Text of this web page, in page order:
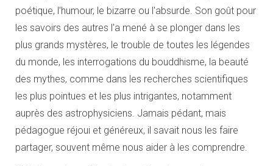
poétique, l'humour, le bizarre ou l'absurde. Son goût pour
les savoirs des autres l'a mené à se plonger dans les
plus grands mystères, le trouble de toutes les légendes
du monde, les interrogations du bouddhisme, la beauté
des mythes, comme dans les recherches scientifiques
les plus pointues et les plus intrigantes, notamment
auprès des astrophysiciens. Jamais pédant, mais
pédagogue réjoui et généreux, il savait nous les faire
partager, souvent même nous aider à les comprendre.